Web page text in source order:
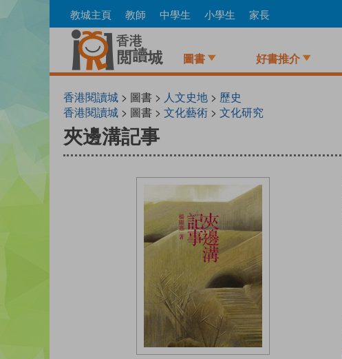
to
教城主頁 教師 中學生 小學生 家長
圖書 好書推介
香港閱讀城 > 圖書 > 人文史地 > 歷史
香港閱讀城 > 圖書 > 文化藝術 > 文化研究
夾邊溝記事